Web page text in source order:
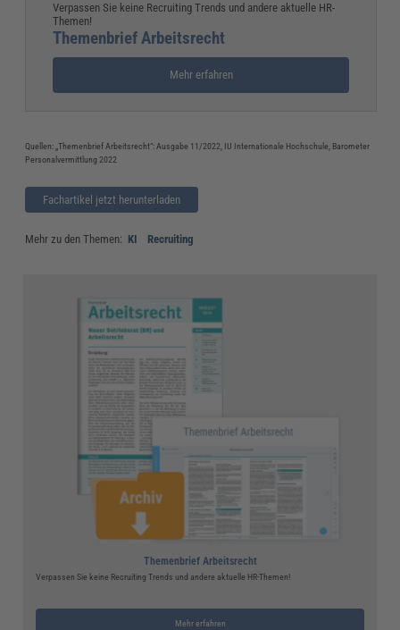
Verpassen Sie keine Recruiting Trends und andere aktuelle HR-
Themen!
Themenbrief Arbeitsrecht
Mehr erfahren
Quellen: „Themenbrief Arbeitsrecht“: Ausgabe 11/2022, IU Internationale Hochschule, Barometer
Personalvermittlung 2022
Fachartikel jetzt herunterladen
Mehr zu den Themen: KI Recruiting
Themenbrief Arbeitsrecht
Verpassen Sie keine Recruiting Trends und andere aktuelle HR-Themen!
Mehr erfahren